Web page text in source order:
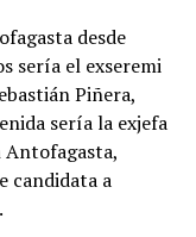
desde
sería el exseremi
Piñera,
sería la exjefa
Antofagasta,
candidata a